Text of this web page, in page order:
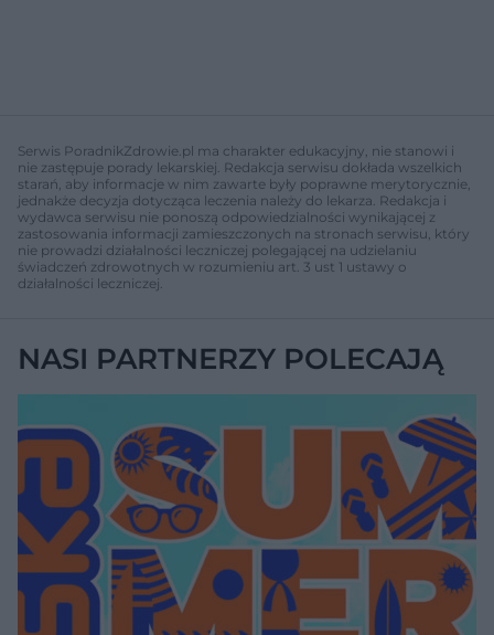
Serwis PoradnikZdrowie.pl ma charakter edukacyjny, nie stanowi i
nie zastępuje porady lekarskiej. Redakcja serwisu dokłada wszelkich
starań, aby informacje w nim zawarte były poprawne merytorycznie,
jednakże decyzja dotycząca leczenia należy do lekarza. Redakcja i
wydawca serwisu nie ponoszą odpowiedzialności wynikającej z
zastosowania informacji zamieszczonych na stronach serwisu, który
nie prowadzi działalności leczniczej polegającej na udzielaniu
świadczeń zdrowotnych w rozumieniu art. 3 ust 1 ustawy o
działalności leczniczej.
NASI PARTNERZY POLECAJĄ